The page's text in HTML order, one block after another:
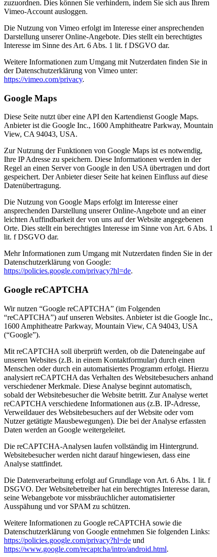
zuzuordnen. Dies können Sie verhindern, indem Sie sich aus Ihrem
Vimeo-Account ausloggen.
Die Nutzung von Vimeo erfolgt im Interesse einer ansprechenden
Darstellung unserer Online-Angebote. Dies stellt ein berechtigtes
Interesse im Sinne des Art. 6 Abs. 1 lit. f DSGVO dar.
Weitere Informationen zum Umgang mit Nutzerdaten finden Sie in
der Datenschutzerklärung von Vimeo unter:
https://vimeo.com/privacy.
Google Maps
Diese Seite nutzt über eine API den Kartendienst Google Maps.
Anbieter ist die Google Inc., 1600 Amphitheatre Parkway, Mountain
View, CA 94043, USA.
Zur Nutzung der Funktionen von Google Maps ist es notwendig,
Ihre IP Adresse zu speichern. Diese Informationen werden in der
Regel an einen Server von Google in den USA übertragen und dort
gespeichert. Der Anbieter dieser Seite hat keinen Einfluss auf diese
Datenübertragung.
Die Nutzung von Google Maps erfolgt im Interesse einer
ansprechenden Darstellung unserer Online-Angebote und an einer
leichten Auffindbarkeit der von uns auf der Website angegebenen
Orte. Dies stellt ein berechtigtes Interesse im Sinne von Art. 6 Abs. 1
lit. f DSGVO dar.
Mehr Informationen zum Umgang mit Nutzerdaten finden Sie in der
Datenschutzerklärung von Google:
https://policies.google.com/privacy?hl=de.
Google reCAPTCHA
Wir nutzen “Google reCAPTCHA” (im Folgenden
“reCAPTCHA”) auf unseren Websites. Anbieter ist die Google Inc.,
1600 Amphitheatre Parkway, Mountain View, CA 94043, USA
(“Google”).
Mit reCAPTCHA soll überprüft werden, ob die Dateneingabe auf
unseren Websites (z.B. in einem Kontaktformular) durch einen
Menschen oder durch ein automatisiertes Programm erfolgt. Hierzu
analysiert reCAPTCHA das Verhalten des Websitebesuchers anhand
verschiedener Merkmale. Diese Analyse beginnt automatisch,
sobald der Websitebesucher die Website betritt. Zur Analyse wertet
reCAPTCHA verschiedene Informationen aus (z.B. IP-Adresse,
Verweildauer des Websitebesuchers auf der Website oder vom
Nutzer getätigte Mausbewegungen). Die bei der Analyse erfassten
Daten werden an Google weitergeleitet.
Die reCAPTCHA-Analysen laufen vollständig im Hintergrund.
Websitebesucher werden nicht darauf hingewiesen, dass eine
Analyse stattfindet.
Die Datenverarbeitung erfolgt auf Grundlage von Art. 6 Abs. 1 lit. f
DSGVO. Der Websitebetreiber hat ein berechtigtes Interesse daran,
seine Webangebote vor missbräuchlicher automatisierter
Ausspähung und vor SPAM zu schützen.
Weitere Informationen zu Google reCAPTCHA sowie die
Datenschutzerklärung von Google entnehmen Sie folgenden Links:
https://policies.google.com/privacy?hl=de und
https://www.google.com/recaptcha/intro/android.html.